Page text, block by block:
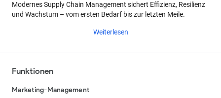
Modernes Supply Chain Management sichert Effizienz, Resilienz
und Wachstum – vom ersten Bedarf bis zur letzten Meile.
Weiterlesen
Funktionen
Marketing-Management